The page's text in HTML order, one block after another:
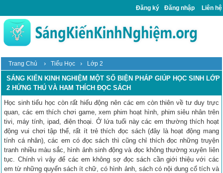
Đăng ký Đăng nhập Liên hệ
Trang Chủ › Tiểu Học › Lớp 2
SÁNG KIẾN KINH NGHIỆM MỘT SỐ BIỆN PHÁP GIÚP HỌC SINH LỚP
2 HỨNG THÚ VÀ HAM THÍCH ĐỌC SÁCH
Học sinh tiểu học còn rất hiếu động nên các em còn thiên về tư duy trực
quan, các em thích chơi game, xem phim hoạt hình, phim siêu nhân trên
tivi, máy tính, ipad, điện thoại. Ở lứa tuổi này các em thường thích hoạt
động vui chơi tập thể, rất ít trẻ thích đọc sách (đây là hoạt động mang
tính cá nhân), các em có đọc sách thì cũng chỉ thích đọc những truyện
tranh nhiều màu sắc, hình ảnh sinh động và đọc không thường xuyên liên
tục. Chính vì vậy để các em không sợ đọc sách cần giới thiệu với các
em từ những quyển sách ít chữ, có hình ảnh, sách có nội dung cổ tích và